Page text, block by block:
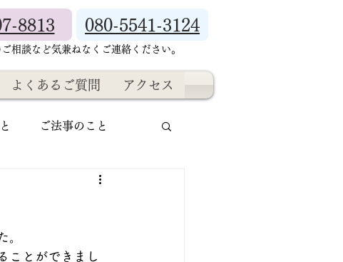
8813 080-5541-3124
相談など気兼ねなくご連絡ください。
よくあるご質問 アクセス
ご法事のこと
。
ことができまし